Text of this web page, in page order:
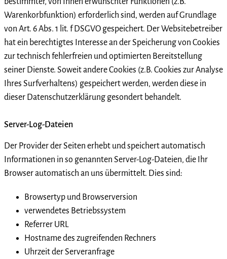
Warenkorbfunktion) erforderlich sind, werden auf Grundlage
von Art. 6 Abs. 1 lit. f DSGVO gespeichert. Der Websitebetreiber
hat ein berechtigtes Interesse an der Speicherung von Cookies
zur technisch fehlerfreien und optimierten Bereitstellung
seiner Dienste. Soweit andere Cookies (z.B. Cookies zur Analyse
Ihres Surfverhaltens) gespeichert werden, werden diese in
dieser Datenschutzerklärung gesondert behandelt.
Server-Log-Dateien
Der Provider der Seiten erhebt und speichert automatisch
Informationen in so genannten Server-Log-Dateien, die Ihr
Browser automatisch an uns übermittelt. Dies sind:
Browsertyp und Browserversion
verwendetes Betriebssystem
Referrer URL
Hostname des zugreifenden Rechners
Uhrzeit der Serveranfrage